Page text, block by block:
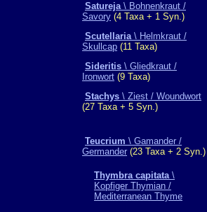
Satureja\ Bohnenkraut /
Savory (4 Taxa + 1 Syn.)
Scutellaria\ Helmkraut /
Skullcap (11 Taxa)
Sideritis \ Gliedkraut /
Ironwort (9 Taxa)
Stachys \ Ziest / Woundwort
(27 Taxa + 5 Syn.)
Teucrium \ Gamander /
Germander (23 Taxa + 2 Syn.)
Thymbra capitata\
Kopfiger Thymian /
Mediterranean Thyme